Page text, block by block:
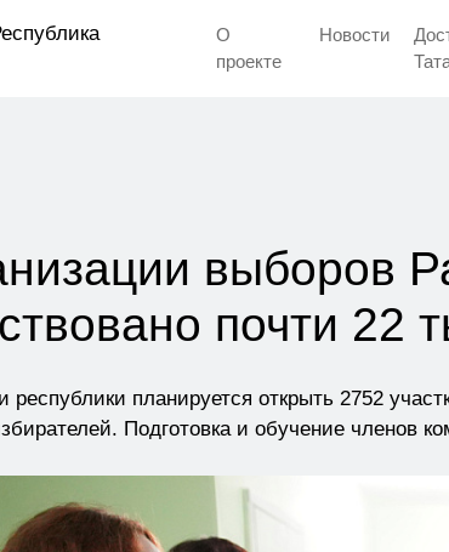
О
проектe
Новости
выборов
почти 22
республики планируется открыть 2752
Подготовка и обучение членов